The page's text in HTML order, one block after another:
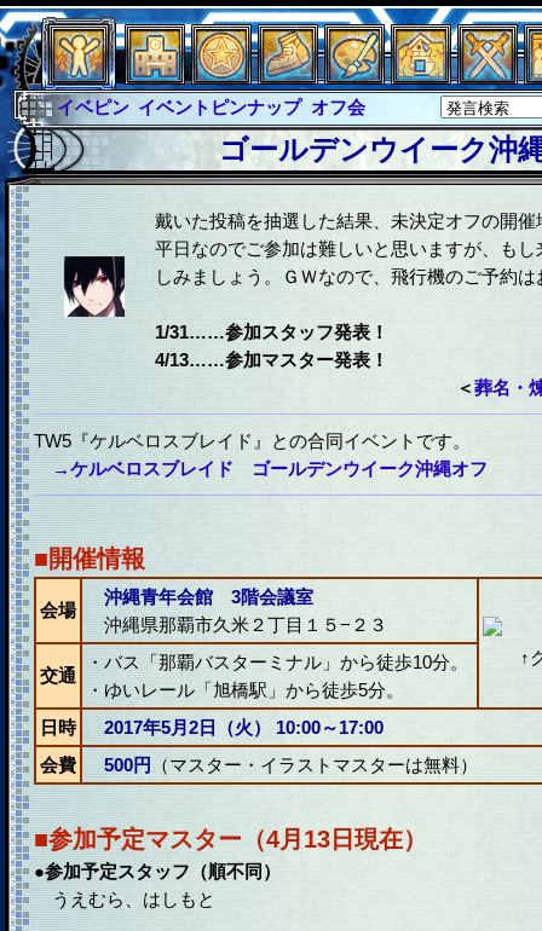
イベピン イベントピンナップ オフ会
グラシャ
グラシャ・ラボラス
グローバルジャスティス サイキックハーツ
サイキックハーツ大戦 シュラウド ソロモン
ファイナル
アブソーバー
ゴールデンウイーク沖
戴いた投稿を抽選した結果、未決定オフの開
平日なのでご参加は難しいと思いますが、も
しみましょう。ＧＷなので、飛行機のご予約は
1/31……参加スタッフ発表！
4/13……参加マスター発表！
＜葬名・
TW5『ケルベロスブレイド』との合同イベントです。
→ケルベロスブレイド ゴールデンウイーク沖縄オフ
■開催情報
会場
沖縄青年会館 3階会議室
沖縄県那覇市久米２丁目１５−２３
↑
交通
・バス「那覇バスターミナル」から徒歩10分。
・ゆいレール「旭橋駅」から徒歩5分。
日時
2017年5月2日（火） 10:00～17:00
会費
500円（マスター・イラストマスターは無料）
■参加予定マスター（4月13日現在）
●参加予定スタッフ（順不同）
うえむら、はしもと